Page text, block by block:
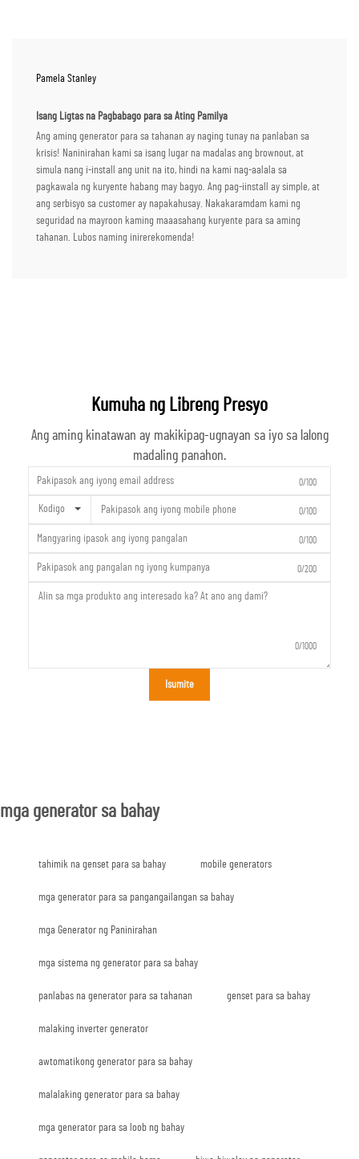
Pamela Stanley
Isang Ligtas na Pagbabago para sa Ating Pamilya
Ang aming generator para sa tahanan ay naging tunay na panlaban sa
krisis! Naninirahan kami sa isang lugar na madalas ang brownout, at
simula nang i-install ang unit na ito, hindi na kami nag-aalala sa
pagkawala ng kuryente habang may bagyo. Ang pag-iinstall ay simple, at
ang serbisyo sa customer ay napakahusay. Nakakaramdam kami ng
seguridad na mayroon kaming maaasahang kuryente para sa aming
tahanan. Lubos naming inirerekomenda!
Kumuha ng Libreng Presyo
Ang aming kinatawan ay makikipag-ugnayan sa iyo sa lalong
madaling panahon.
0/100
Kodigo 0/100
0/100
0/200
0/1000
Isumite
mga generator sa bahay
tahimik na genset para sa bahay mobile generators
mga generator para sa pangangailangan sa bahay
mga Generator ng Paninirahan
mga sistema ng generator para sa bahay
panlabas na generator para sa tahanan genset para sa bahay
malaking inverter generator
awtomatikong generator para sa bahay
malalaking generator para sa bahay
mga generator para sa loob ng bahay